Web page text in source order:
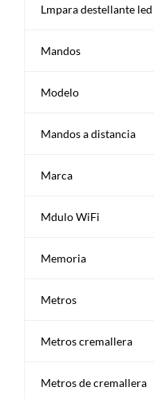
Lmpara destellante led
Mandos
Modelo
Mandos a distancia
Marca
Mdulo WiFi
Memoria
Metros
Metros cremallera
Metros de cremallera